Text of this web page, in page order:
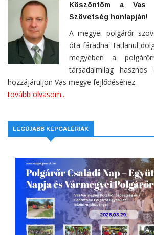
Köszöntöm a Vas
Szövetség honlapján!
A megyei polgárőr
óta fáradha- tatlanul
megyében a
társadalmilag hasznos
hozzájáruljon Vas megye fejlődéséhez.
tovább olvasom...
LEGÚJABB KÉPGALÉRIÁK